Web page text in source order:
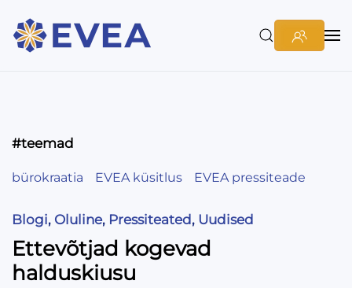
#teemad
bürokraatia EVEA küsitlus EVEA pressiteade
Blogi, Oluline, Pressiteated , Uudised
Ettevõtjad kogevad
halduskiusu